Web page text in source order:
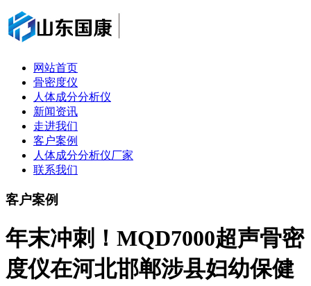
网站首页
骨密度仪
人体成分分析仪
新闻资讯
走进我们
客户案例
人体成分分析仪厂家
联系我们
客户案例
年末冲刺！MQD7000超声骨密
度仪在河北邯郸涉县妇幼保健